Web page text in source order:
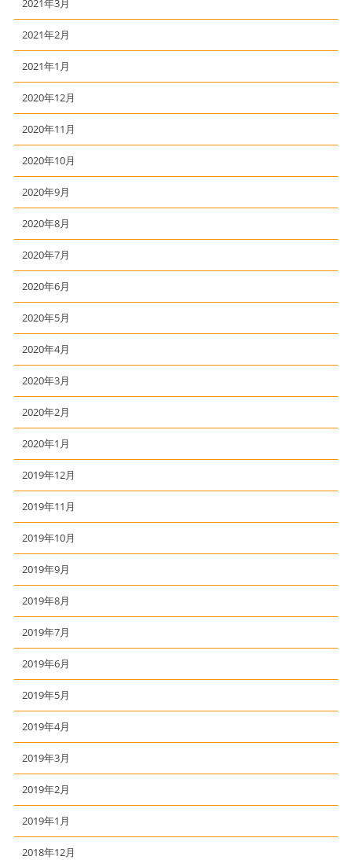
2021年3月
2021年2月
2021年1月
2020年12月
2020年11月
2020年10月
2020年9月
2020年8月
2020年7月
2020年6月
2020年5月
2020年4月
2020年3月
2020年2月
2020年1月
2019年12月
2019年11月
2019年10月
2019年9月
2019年8月
2019年7月
2019年6月
2019年5月
2019年4月
2019年3月
2019年2月
2019年1月
2018年12月